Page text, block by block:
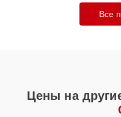
Все
Цены на